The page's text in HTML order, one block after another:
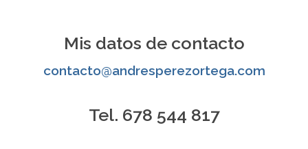
Mis datos de contacto
contacto@andresperezortega.com
Tel. 678 544 817